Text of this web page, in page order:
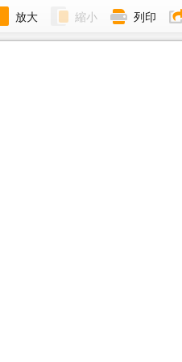
放大 縮小 列印